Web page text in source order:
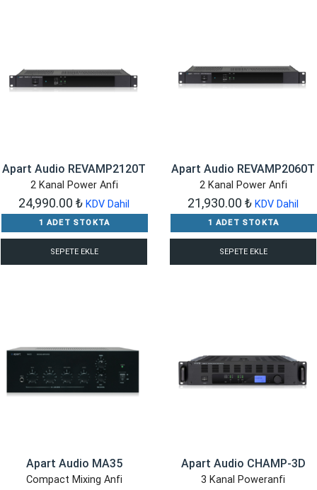
Apart Audio REVAMP2120T
2 Kanal Power Anfi
24,990.00 ₺ KDV Dahil
1 ADET STOKTA
SEPETE EKLE
Apart Audio REVAMP2060T
2 Kanal Power Anfi
21,930.00 ₺ KDV Dahil
1 ADET STOKTA
SEPETE EKLE
Apart Audio MA35
Compact Mixing Anfi
Apart Audio CHAMP-3D
3 Kanal Poweranfi